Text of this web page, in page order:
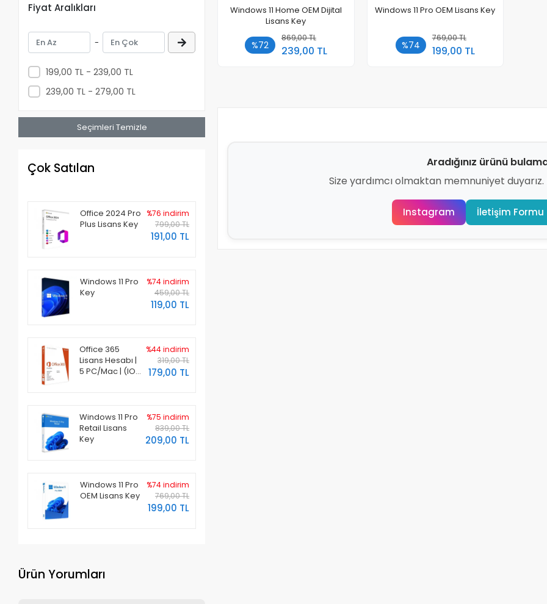
Fiyat Aralıkları
-
199,00 TL - 239,00 TL
239,00 TL - 279,00 TL
Seçimleri Temizle
Çok Satılan
Office 2024 Pro
Plus Lisans Key
%76 indirim
799,00 TL
191,00 TL
Windows 11 Pro
Key
%74 indirim
459,00 TL
119,00 TL
Office 365
Lisans Hesabı |
5 PC/Mac | (IOS
%44 indirim
319,00 TL
179,00 TL
Windows 11 Pro
Retail Lisans
Key
%75 indirim
839,00 TL
209,00 TL
Windows 11 Pro
OEM Lisans Key
%74 indirim
769,00 TL
199,00 TL
Ürün Yorumları
Windows 11 Home OEM Dijital
Lisans Key
%72
869,00 TL
239,00 TL
Sepete Ekle
Windows 11 Pro OEM Lisans Key
%74
769,00 TL
199,00 TL
Sepete Ekle
Aradığınız ürünü
Size yardımcı olmaktan memnuniyet
Instagram İletişim Formu